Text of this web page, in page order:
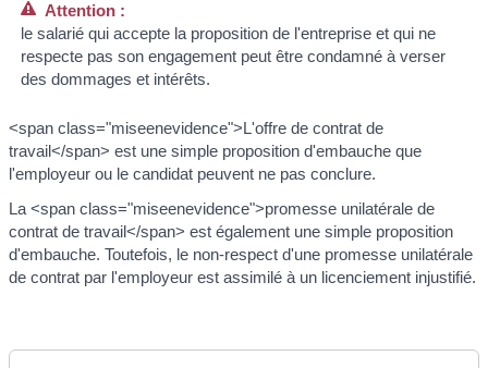
Attention :
le salarié qui accepte la proposition de l'entreprise et qui ne
respecte pas son engagement peut être condamné à verser
des dommages et intérêts.
<span class="miseenevidence">L'offre de contrat de
travail</span> est une simple proposition d'embauche que
l'employeur ou le candidat peuvent ne pas conclure.
La <span class="miseenevidence">promesse unilatérale de
contrat de travail</span> est également une simple proposition
d'embauche. Toutefois, le non-respect d'une promesse unilatérale
de contrat par l'employeur est assimilé à un licenciement injustifié.